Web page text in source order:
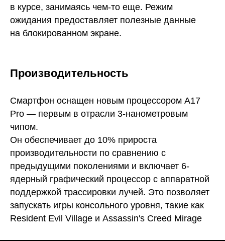
в курсе, занимаясь чем-то еще. Режим
ожидания предоставляет полезные данные
на блокированном экране.
Производительность
Смартфон оснащен новым процессором A17
Pro — первым в отрасли 3-нанометровым
чипом.
Он обеспечивает до 10% прироста
производительности по сравнению с
предыдущими поколениями и включает 6-
ядерный графический процессор с аппаратной
поддержкой трассировки лучей. Это позволяет
запускать игры консольного уровня, такие как
Resident Evil Village и Assassin's Creed Mirage